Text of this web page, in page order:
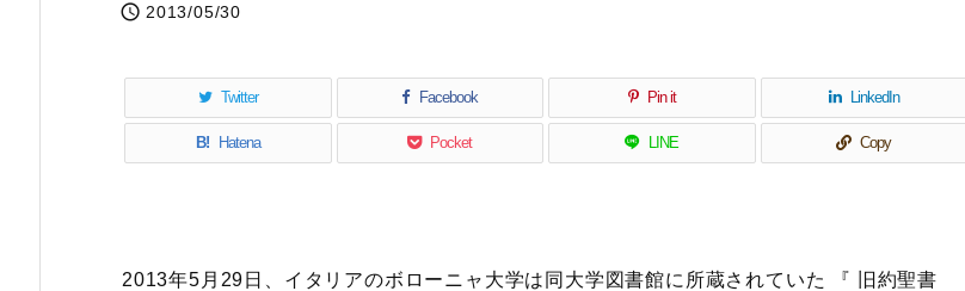
 2013/05/30
Twitter Facebook Pin it LinkedIn
B! Hatena Pocket LINE Copy
2013年5月29日、イタリアのボローニャ大学は同大学図書館に所蔵されていた 『 旧約聖書